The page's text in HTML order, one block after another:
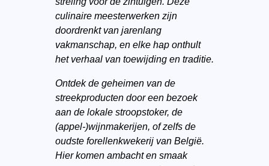
culinaire meesterwerken zijn
doordrenkt van jarenlang
vakmanschap, en elke hap onthult
het verhaal van toewijding en traditie.
Ontdek de geheimen van de
streekproducten door een bezoek
aan de lokale stroopstoker, de
(appel-)wijnmakerijen, of zelfs de
oudste forellenkwekerij van België.
Hier komen ambacht en smaak